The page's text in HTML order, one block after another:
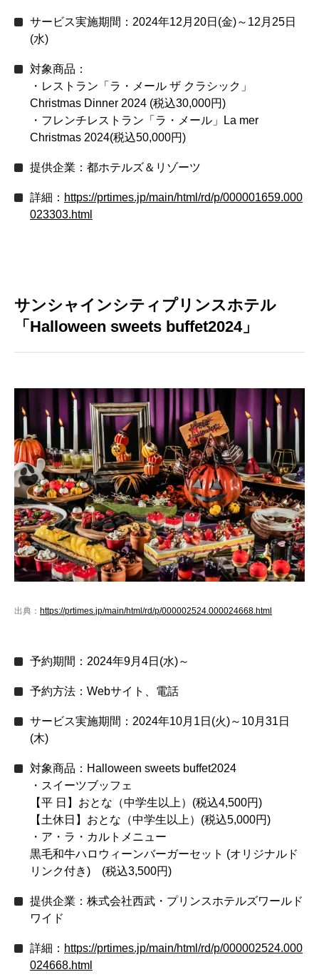
サービス実施期間：2024年12月20日(金)～12月25日
(水)
対象商品：
・レストラン「ラ・メール ザ クラシック」
Christmas Dinner 2024 (税込30,000円)
・フレンチレストラン「ラ・メール」La mer
Christmas 2024(税込50,000円)
提供企業：都ホテルズ＆リゾーツ
詳細： https://prtimes.jp/main/html/rd/p/000001659.000
023303.html
サンシャインシティプリンスホテル
「Halloween sweets buffet2024」
出典： https://prtimes.jp/main/html/rd/p/000002524.000024668.html
予約期間：2024年9月4日(水)～
予約方法：Webサイト、電話
サービス実施期間：2024年10月1日(火)～10月31日
(木)
対象商品：Halloween sweets buffet2024
・スイーツブッフェ
【平 日】おとな（中学生以上）(税込4,500円)
【土休日】おとな（中学生以上）(税込5,000円)
・ア・ラ・カルトメニュー
黒毛和牛ハロウィーンバーガーセット (オリジナルド
リンク付き) (税込3,500円)
提供企業：株式会社西武・プリンスホテルズワールド
ワイド
詳細： https://prtimes.jp/main/html/rd/p/000002524.000
024668.html